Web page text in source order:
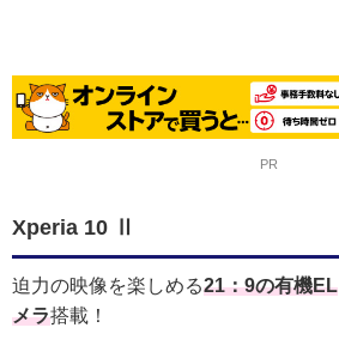
PR
Xperia 10 Ⅱ
迫力の映像を楽しめる21：9の有機EL
メラ搭載！